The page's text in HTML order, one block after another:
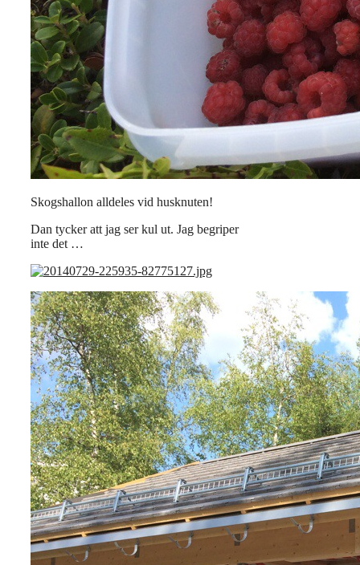
Skogshallon alldeles vid husknuten!
Dan tycker att jag ser kul ut. Jag begriper
inte det …